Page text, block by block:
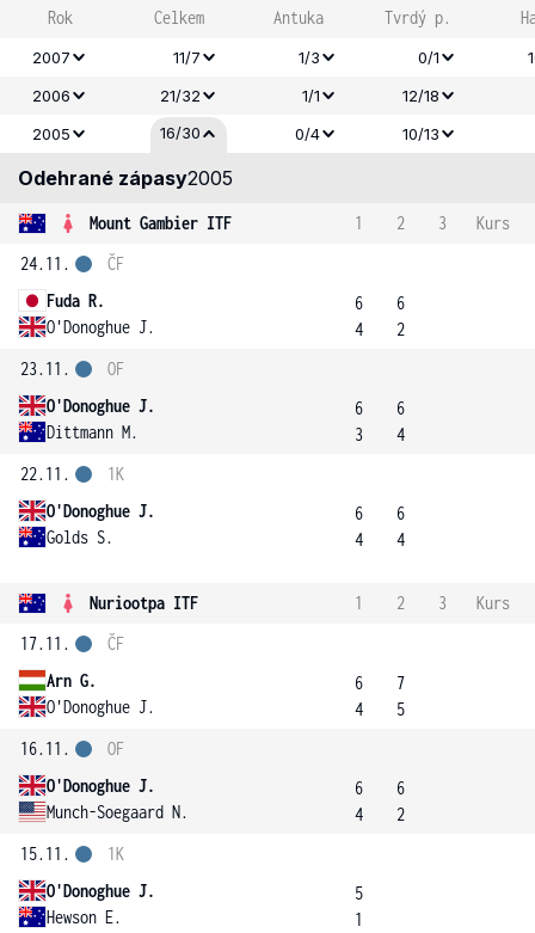
Rok Celkem Antuka Tvrdý p.
2007 11/7 1/3 0/1
2006
21/32 1/1 12/18
2005
16/30 0/4 10/13
Odehrané zápasy2005
Mount Gambier ITF 1 2 3
Kurs
24.11.
Fuda R.
O'Donoghue J.
ČF
6
4
6
2
23.11.
O'Donoghue J.
Dittmann M.
OF
6
3
6
4
22.11.
O'Donoghue J.
Golds S.
1K
6
4
6
4
Nuriootpa ITF 1 2 3
Kurs
17.11.
Arn G.
O'Donoghue J.
ČF
6
4
7
5
16.11.
O'Donoghue J.
Munch-Soegaard N.
OF
6
4
6
2
15.11.
O'Donoghue J.
Hewson E.
1K
5
1